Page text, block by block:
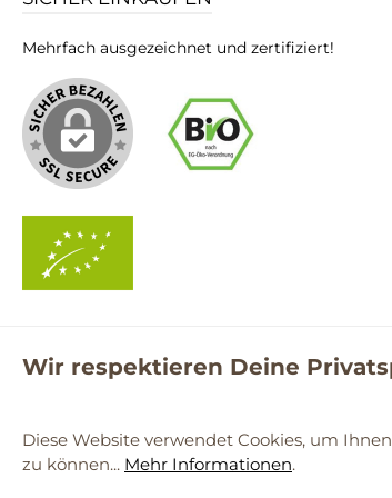
Mehrfach ausgezeichnet und zertifiziert!
Wir respektieren Deine
Diese Website verwendet Cookies, um
zu können... Mehr Informationen.